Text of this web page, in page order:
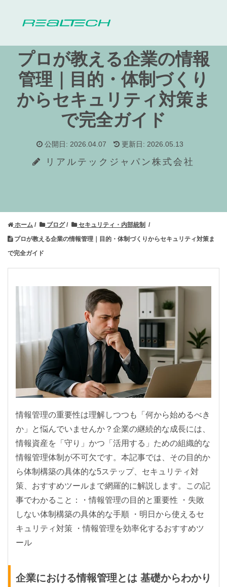
プロが教える企業の情報
管理｜
目的・体制づくり
からセキュリティ対策ま
で完全ガイド
公開日: 2026.04.07 更新日: 2026.05.13
リアルテックジャパン株式会社
ホーム ブログ
セキュリティ・内部統制
プロが教える企業の情報管理｜目的・体制づくりからセキュリティ対策ま
で完全ガイド
情報管理の重要性は理解しつつも「何から始めるべき
か」と悩んでいませんか？企業の継続的な成長には、
情報資産を「守り」かつ「活用する」ための組織的な
情報管理体制が不可欠です。本記事では、その目的か
ら体制構築の具体的な5ステップ、セキュリティ対
策、おすすめツールまで網羅的に解説します。この記
事でわかること：・情報管理の目的と重要性 ・失敗
しない体制構築の具体的な手順 ・明日から使えるセ
キュリティ対策 ・情報管理を効率化するおすすめツ
ール
企業における情報管理とは 基礎からわかり